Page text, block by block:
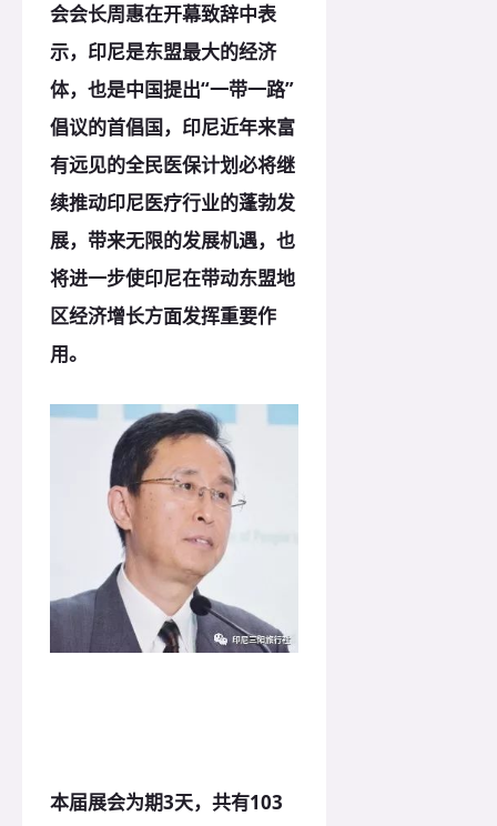
会会长周惠在开幕致辞中表
示，印尼是东盟最大的经济
体，也是中国提出“一带一路”
倡议的首倡国，印尼近年来富
有远见的全民医保计划必将继
续推动印尼医疗行业的蓬勃发
展，带来无限的发展机遇，也
将进一步使印尼在带动东盟地
区经济增长方面发挥重要作
用。
本届展会为期3天，共有103